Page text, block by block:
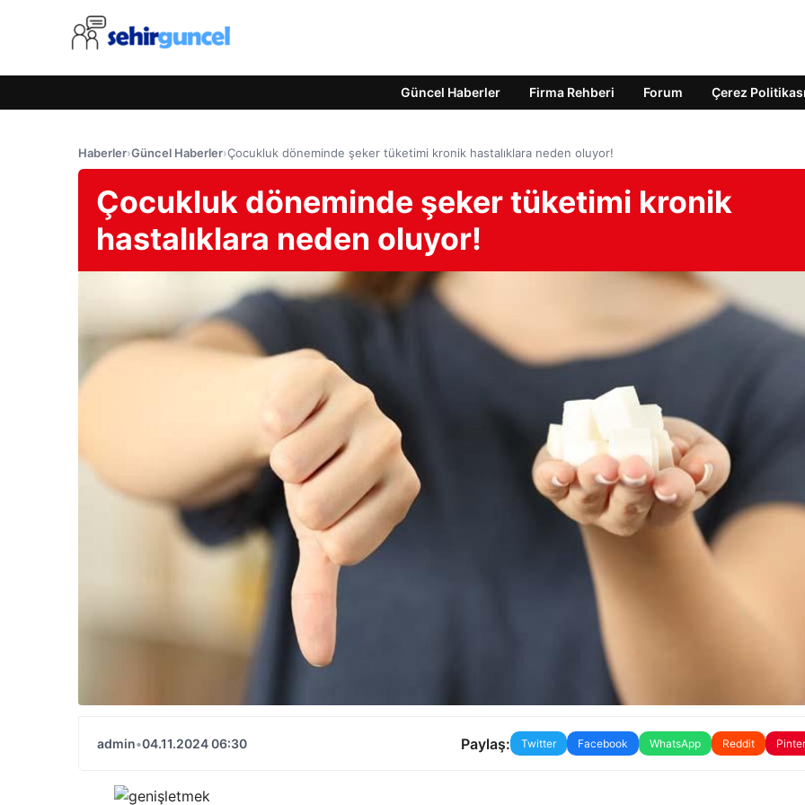
Güncel Haberler Firma Rehberi Forum Çerez Politikası
Haberler›Güncel Haberler›Çocukluk döneminde şeker tüketimi kronik hastalıklara neden oluyor!
Çocukluk döneminde şeker tüketimi kronik
hastalıklara neden oluyor!
admin•04.11.2024 06:30 Paylaş: Twitter Facebook WhatsApp Reddit